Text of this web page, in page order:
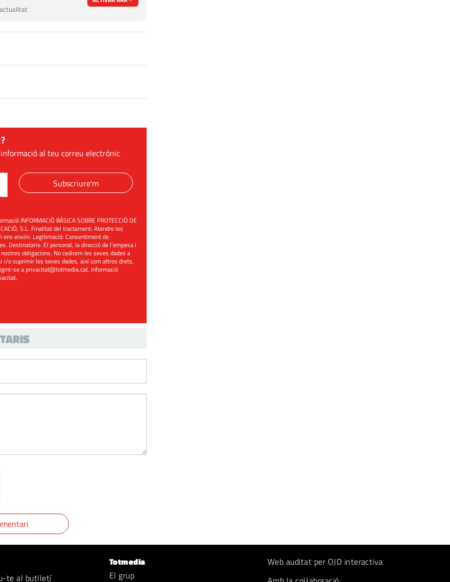
al teu correu electrònic
Subscriure'm
INFORMACIÓ BÀSICA SOBRE PROTECCIÓ DE
S.L. Finalitat del tractament: Atendre les
ens enviïn. Legitimació: Consentiment de
Destinataris: El personal, la direcció de l’empesa i
obligacions. No cedirem les seves dades a
i/o suprimir les seves dades, així com altres drets,
se aprivacitat@totmedia.cat. Informació
.
te al butlletí
Totmedia
El grup
Web auditat per OJD interactiva